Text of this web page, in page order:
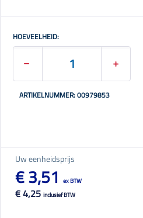
HOEVEELHEID:
ARTIKELNUMMER: 00979853
Uw eenheidsprijs
€ 4,25 inclusief BTW
€ 3,51 ex BTW